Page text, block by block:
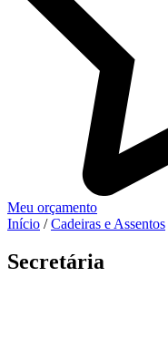
Meu orçamento
Início /Cadeiras e Assentos
Secretária